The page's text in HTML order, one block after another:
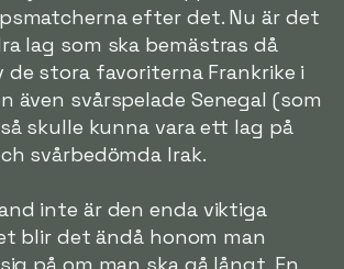
efter det. Nu är det
lag som ska bemästras då
de stora favoriterna Frankrike i
även svårspelade Senegal (som
skulle kunna vara ett lag på
svårbedömda Irak.
inte är den enda viktiga
blir det ändå honom man